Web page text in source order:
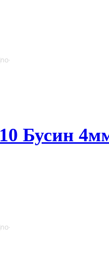
Бусин